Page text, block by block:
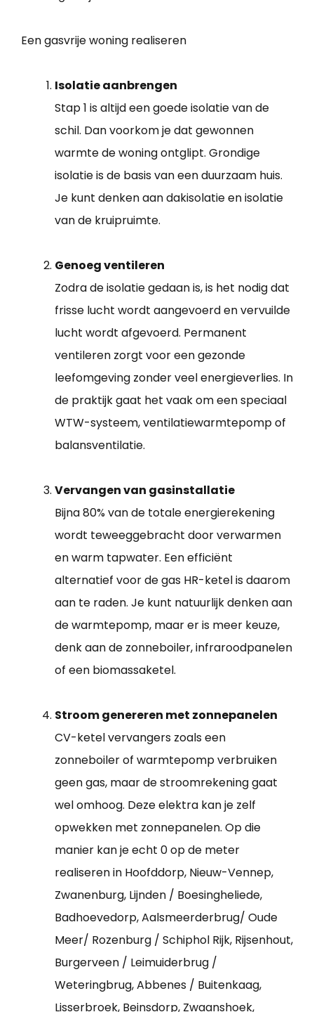
Een gasvrije woning realiseren
Isolatie aanbrengen
Stap 1 is altijd een goede isolatie van de
schil. Dan voorkom je dat gewonnen
warmte de woning ontglipt. Grondige
isolatie is de basis van een duurzaam huis.
Je kunt denken aan dakisolatie en isolatie
van de kruipruimte.
Genoeg ventileren
Zodra de isolatie gedaan is, is het nodig dat
frisse lucht wordt aangevoerd en vervuilde
lucht wordt afgevoerd. Permanent
ventileren zorgt voor een gezonde
leefomgeving zonder veel energieverlies. In
de praktijk gaat het vaak om een speciaal
WTW-systeem, ventilatiewarmtepomp of
balansventilatie.
Vervangen van gasinstallatie
Bijna 80% van de totale energierekening
wordt teweeggebracht door verwarmen
en warm tapwater. Een efficiënt
alternatief voor de gas HR-ketel is daarom
aan te raden. Je kunt natuurlijk denken aan
de warmtepomp, maar er is meer keuze,
denk aan de zonneboiler, infraroodpanelen
of een biomassaketel.
Stroom genereren met zonnepanelen
CV-ketel vervangers zoals een
zonneboiler of warmtepomp verbruiken
geen gas, maar de stroomrekening gaat
wel omhoog. Deze elektra kan je zelf
opwekken met zonnepanelen. Op die
manier kan je echt 0 op de meter
realiseren in Hoofddorp, Nieuw-Vennep,
Zwanenburg, Lijnden / Boesingheliede,
Badhoevedorp, Aalsmeerderbrug/ Oude
Meer/ Rozenburg / Schiphol Rijk, Rijsenhout,
Burgerveen / Leimuiderbrug /
Weteringbrug, Abbenes / Buitenkaag,
Lisserbroek, Beinsdorp, Zwaanshoek,